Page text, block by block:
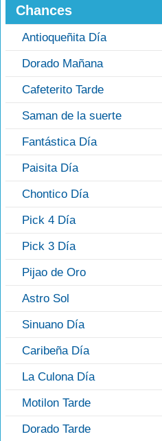
Chances
Antioqueñita Día
Dorado Mañana
Cafeterito Tarde
Saman de la suerte
Fantástica Día
Paisita Día
Chontico Día
Pick 4 Día
Pick 3 Día
Pijao de Oro
Astro Sol
Sinuano Día
Caribeña Día
La Culona Día
Motilon Tarde
Dorado Tarde